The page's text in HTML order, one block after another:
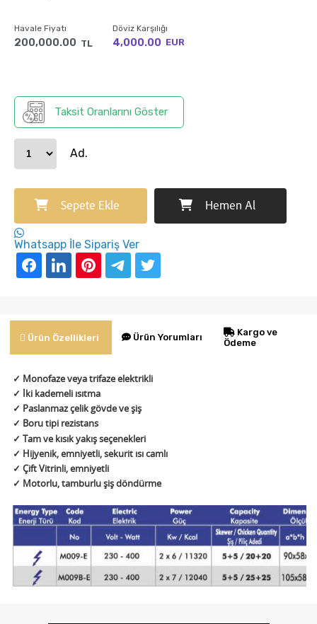
Havale Fiyatı
200,000.00 TL
Döviz Karşılığı
4,000.00 EUR
Taksit Oranlarını Göster
Ad.
Sepete Ekle Hemen Al
Whatsapp İle Sipariş Ver
Ürün Özellikleri Ürün Yorumları
Kargo ve
Ödeme
✓ Monofaze veya trifaze elektrikli
✓ İki kademeli ısıtma
✓ Paslanmaz çelik gövde ve şiş
✓ Boru tipi rezistans
✓ Tam ve kısık yakış seçenekleri
✓ Hijyenik, emniyetli, sekurit ısı camlı
✓ Çift Vitrinli, emniyetli
✓ Motorlu, tamburlu şiş döndürme